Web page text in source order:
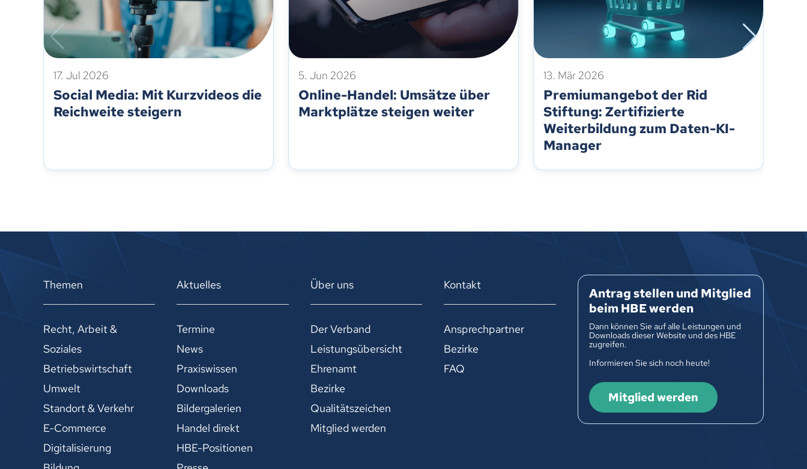
17. Jul 2026
Social Media: Mit Kurzvideos die
Reichweite steigern
5. Jun 2026
Online-Handel: Umsätze über
Marktplätze steigen weiter
13. Mär 2026
Premiumangebot der Rid
Stiftung: Zertifizierte
Weiterbildung zum Daten-KI-
Manager
Themen
Recht, Arbeit &
Soziales
Betriebswirtschaft
Umwelt
Standort & Verkehr
E-Commerce
Digitalisierung
Aktuelles
Termine
News
Praxiswissen
Downloads
Bildergalerien
Handel direkt
HBE-Positionen
Über uns
Der Verband
Leistungsübersicht
Ehrenamt
Bezirke
Qualitätszeichen
Mitglied werden
Kontakt
Ansprechpartner
Bezirke
FAQ
Antrag stellen und Mitglied
beim HBE werden
Dann können Sie auf alle Leistungen und
Downloads dieser Website und des HBE
zugreifen.
Informieren Sie sich noch heute!
Mitglied werden